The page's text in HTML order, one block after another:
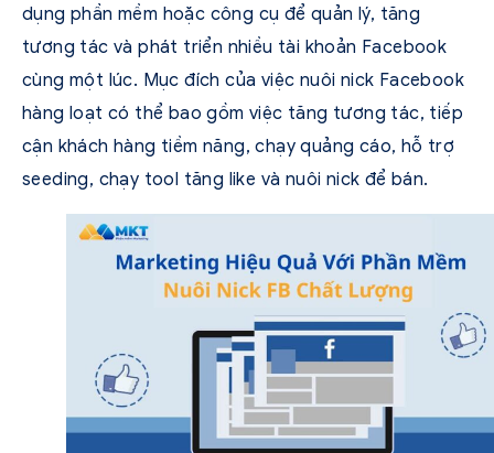
dụng phần mềm hoặc công cụ để quản lý, tăng
tương tác và phát triển nhiều tài khoản Facebook
cùng một lúc. Mục đích của việc nuôi nick Facebook
hàng loạt có thể bao gồm việc tăng tương tác, tiếp
cận khách hàng tiềm năng, chạy quảng cáo, hỗ trợ
seeding, chạy tool tăng like và nuôi nick để bán.